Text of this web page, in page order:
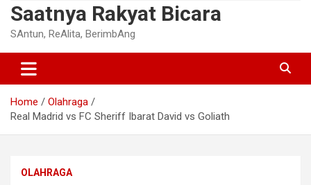
Saatnya Rakyat Bicara
SAntun, ReAlita, BerimbAng
Home
Olahraga
Real Madrid vs FC Sheriff Ibarat David vs Goliath
OLAHRAGA